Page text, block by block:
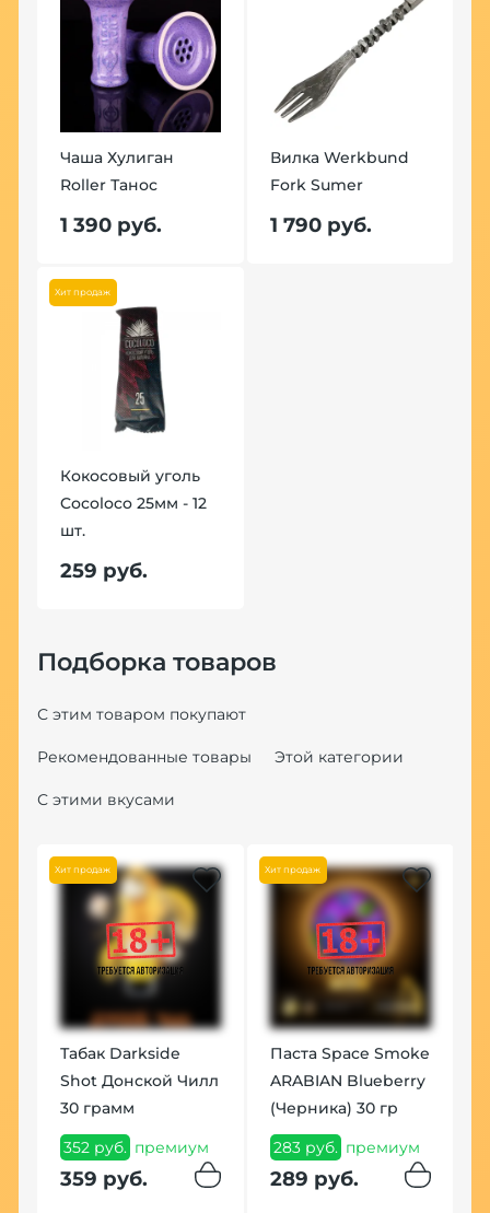
Чаша Хулиган
Roller Танос
1 390 руб.
Вилка Werkbund
Fork Sumer
1 790 руб.
Хит продаж
Кокосовый уголь
Cocoloco 25мм - 12
шт.
259 руб.
Подборка товаров
С этим товаром покупают
Рекомендованные товары Этой категории
С этими вкусами
Хит продаж
Табак Darkside
Shot Донской Чилл
30 грамм
352 руб. премиум
359 руб.
Хит продаж
Паста Space Smoke
ARABIAN Blueberry
(Черника) 30 гр
283 руб. премиум
289 руб.